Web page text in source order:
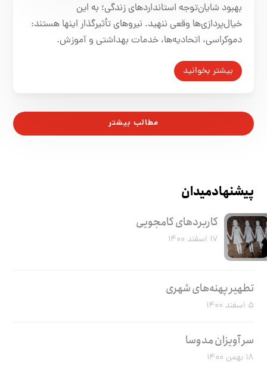
بهبود شایان‌توجه استانداردهای زندگی؛ به این
خیال‌پردازی‌ها وقعی ننهید. نیروهای تأثیرگذار اینها هستند:
دموکراسی، اتحادیه‌ها، خدمات بهداشتی و آموزش.
بیشتر بخوانید
مطالب بیشتر
پیشنهاد میدان
کاربرد‌های کامجویی
۱۷ اسفند ۱۴۰۰
تطهیر پهنه‌های شهری
۵ اسفند ۱۴۰۰
سر آویزان مدوسا
۱۸ بهمن ۱۴۰۰